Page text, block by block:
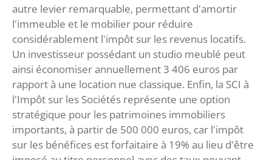
autre levier remarquable, permettant d'amortir
l'immeuble et le mobilier pour réduire
considérablement l'impôt sur les revenus locatifs.
Un investisseur possédant un studio meublé peut
ainsi économiser annuellement 3 406 euros par
rapport à une location nue classique. Enfin, la SCI à
l'Impôt sur les Sociétés représente une option
stratégique pour les patrimoines immobiliers
importants, à partir de 500 000 euros, car l'impôt
sur les bénéfices est forfaitaire à 19% au lieu d'être